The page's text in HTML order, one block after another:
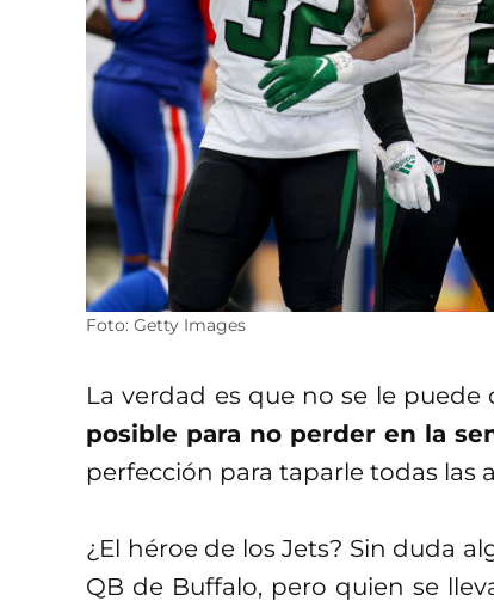
Foto: Getty Images
La verdad es que no se le puede
posible para no perder en la
perfección para taparle todas las
¿El héroe de los Jets? Sin duda
QB de Buffalo, pero quien se